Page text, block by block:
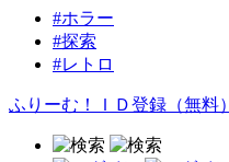
#ホラー
#探索
#レトロ
ふりーむ！ＩＤ登録（無料）